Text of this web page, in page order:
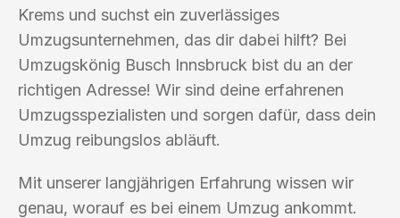
Krems und suchst ein zuverlässiges
Umzugsunternehmen, das dir dabei hilft? Bei
Umzugskönig Busch Innsbruck bist du an der
richtigen Adresse! Wir sind deine erfahrenen
Umzugsspezialisten und sorgen dafür, dass dein
Umzug reibungslos abläuft.
Mit unserer langjährigen Erfahrung wissen wir
genau, worauf es bei einem Umzug ankommt.